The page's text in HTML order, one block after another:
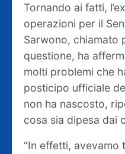
Tornando ai fatti,
operazioni per il
Sarwono, chiamato
questione, ha
molti problemi che
posticipo ufficiale
non ha nascosto,
cosa sia dipesa dai
“In effetti, avevamo